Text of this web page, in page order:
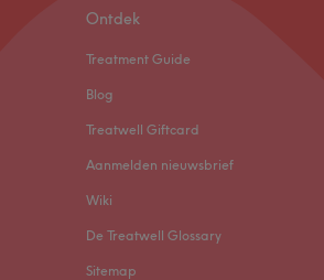
Ontdek
Treatment Guide
Blog
Treatwell Giftcard
Aanmelden nieuwsbrief
Wiki
De Treatwell Glossary
Sitemap